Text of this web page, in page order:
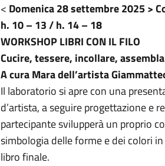
< Domenica 28 settembre 2025 >
h. 10 – 13 / h. 14 – 18
WORKSHOP LIBRI CON IL FILO
Cucire, tessere, incollare,
A cura Mara dell’artista
Il laboratorio si apre con una
d’artista, a seguire progettazione e
partecipante svilupperà un proprio
simbologia delle forme e dei colori
libro finale.